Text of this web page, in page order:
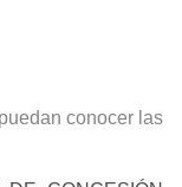
conocer las